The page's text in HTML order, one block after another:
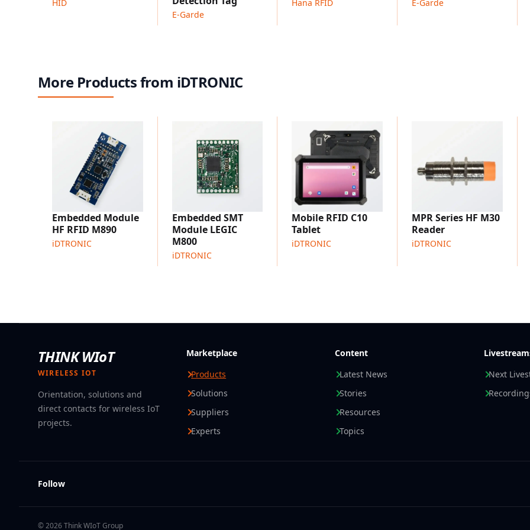
Konfigurierbare BLE-
Das BLE-Advertising-
Werkzeugen oder
Gelb und Rot
Austauschbare Batterie
Die Stromversorgung
mit typischer
Over-the-Air
Betrieb vereinfacht.
Technische Highlights
omnidirektionaler
Typische Anwendungen
Ereigniserkennung.
Sprechen Sie mit
HID
E-Garde
Hana RFID E-Garde
More Products from iDTRONIC
Embedded Module
HF RFID M890
iDTRONIC
Embedded SMT
Module LEGIC
M800
iDTRONIC
Mobile RFID C10
Tablet
iDTRONIC
MPR Series HF M30
Reader
iDTRONIC
THINK WIoT
WIRELESS IOT
Orientation, solutions and
direct contacts for wireless IoT
projects.
Marketplace
Products
Solutions
Suppliers
Experts
Content
Latest News
Stories
Resources
Topics
Next
Follow
© 2026 Think WIoT Group